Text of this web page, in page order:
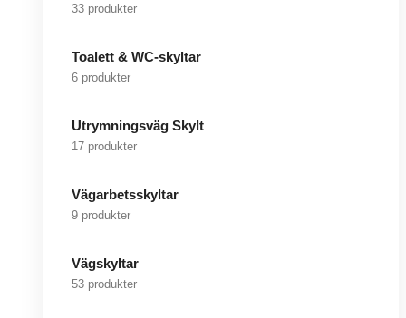
33 produkter
Toalett & WC-skyltar
6 produkter
Utrymningsväg Skylt
17 produkter
Vägarbetsskyltar
9 produkter
Vägskyltar
53 produkter